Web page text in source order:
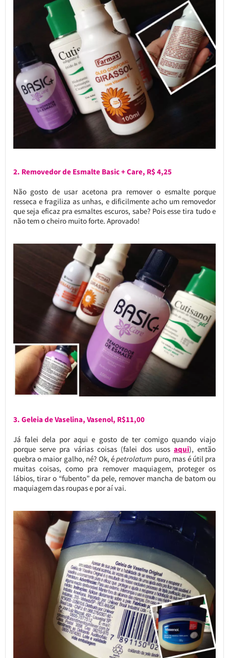
2. Removedor de Esmalte Basic + Care, R$ 4,25
Não gosto de usar acetona pra remover o esmalte porque
resseca e fragiliza as unhas, e dificilmente acho um removedor
que seja eficaz pra esmaltes escuros, sabe? Pois esse tira tudo e
não tem o cheiro muito forte. Aprovado!
3. Geleia de Vaselina, Vasenol, R$11,00
Já falei dela por aqui e gosto de ter comigo quando viajo
porque serve pra várias coisas (falei dos usosaqui), então
quebra o maior galho, né? Ok, épetrolatum puro, mas é útil pra
muitas coisas, como pra remover maquiagem, proteger os
lábios, tirar o “fubento” da pele, remover mancha de batom ou
maquiagem das roupas e por aí vai.